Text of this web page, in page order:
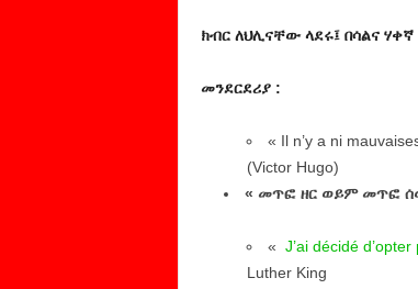
ክብር ለህሊናቸው ላደሩ፤ በሳልና
መንደርደሪያ :
« Il n’y a ni
(Victor Hugo)
« መጥፎ ዘር ወይም መጥፎ
« J’ai décidé
Luther King